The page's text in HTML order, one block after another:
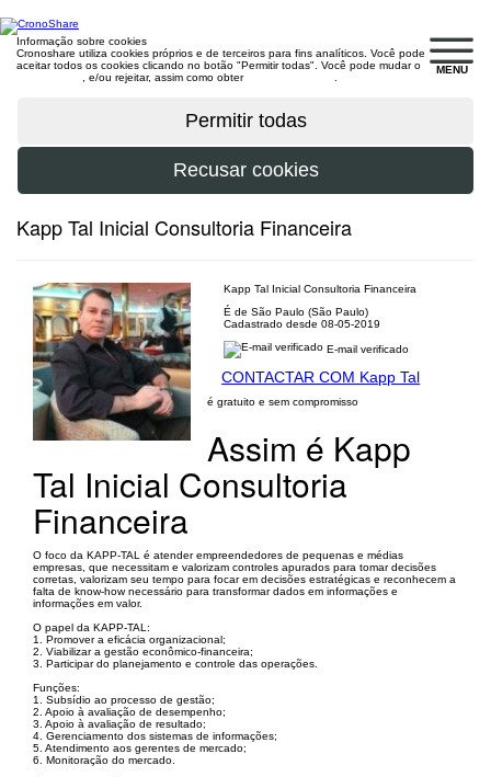
MENU
Informação sobre cookies
Cronoshare utiliza cookies próprios e de terceiros para fins analíticos. Você pode
aceitar todos os cookies clicando no botão "Permitir todas". Você pode mudar o
, e/ou rejeitar, assim como obter
Kapp Tal Inicial Consultoria Financeira
Kapp Tal Inicial Consultoria Financeira
É de São Paulo (São Paulo)
Cadastrado desde 08-05-2019
E-mail verificado
CONTACTAR COM Kapp Tal
é gratuito e sem compromisso
Assim é Kapp
Tal Inicial Consultoria
Financeira
O foco da KAPP-TAL é atender empreendedores de pequenas e médias
empresas, que necessitam e valorizam controles apurados para tomar decisões
corretas, valorizam seu tempo para focar em decisões estratégicas e reconhecem a
falta de know-how necessário para transformar dados em informações e
informações em valor.
O papel da KAPP-TAL:
1. Promover a eficácia organizacional;
2. Viabilizar a gestão econômico-financeira;
3. Participar do planejamento e controle das operações.
Funções:
1. Subsídio ao processo de gestão;
2. Apoio à avaliação de desempenho;
3. Apoio à avaliação de resultado;
4. Gerenciamento dos sistemas de informações;
5. Atendimento aos gerentes de mercado;
6. Monitoração do mercado.